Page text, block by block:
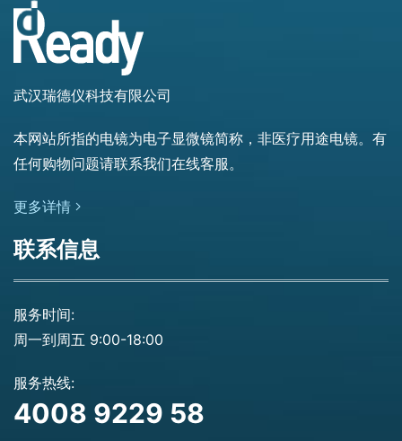
武汉瑞德仪科技有限公司
本网站所指的电镜为电子显微镜简称，非医疗用途电镜。有
任何购物问题请联系我们在线客服。
更多详情
联系信息
服务时间:
周一到周五 9:00-18:00
服务热线:
4008 9229 58